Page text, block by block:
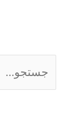
س